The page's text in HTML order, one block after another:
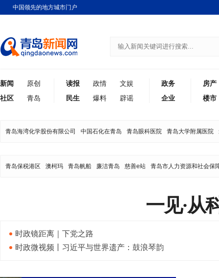
中国领先的地方城市门户
新闻
原创
社区
青岛
读报 政情
文娱
民生
爆料 辟谣
政务
企业
房产
楼市
青岛海湾化学股份有限公司 中国石化在青岛 青岛眼科医院 青岛大学附属医院
青岛保税港区 澳柯玛 青岛帆船 廉洁青岛 慈善e站 青岛市人力资源和社会保
一见·从
时政镜距离｜下党之路
时政微视频丨习近平与世界遗产：鼓浪琴韵